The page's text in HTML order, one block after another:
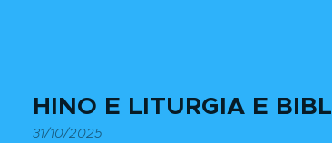
HINO E LITURGIA E
31/10/2025